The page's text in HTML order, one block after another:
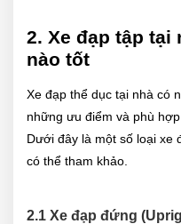
2. Xe đạp tập
nào tốt
Xe đạp thể dục tại nhà có
những ưu điểm và phù
Dưới đây là một số loại xe
có thể tham khảo.
2.1 Xe đạp đứng